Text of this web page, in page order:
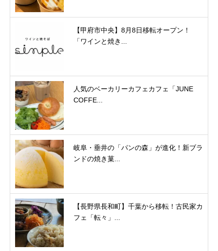
【甲府市中央】8月8日移転オープン！
「ワインと焼き...
人気のベーカリーカフェカフェ「JUNE
COFFE...
岐阜・垂井の「パンの森」が進化！新ブラ
ンドの焼き菓...
【長野県長和町】千葉から移転！古民家カ
フェ「転々」...